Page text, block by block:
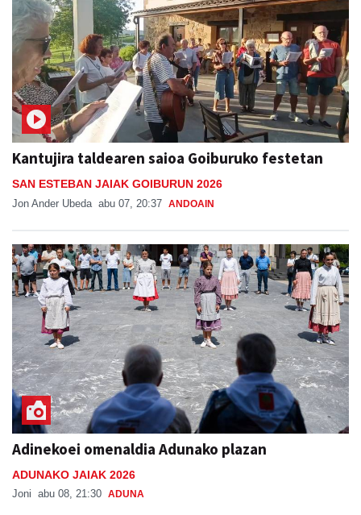
Kantujira taldearen saioa Goiburuko festetan
SAN ESTEBAN JAIAK GOIBURUN 2026
Jon Ander Ubeda abu 07, 20:37 ANDOAIN
Adinekoei omenaldia Adunako plazan
ADUNAKO JAIAK 2026
Joni abu 08, 21:30 ADUNA